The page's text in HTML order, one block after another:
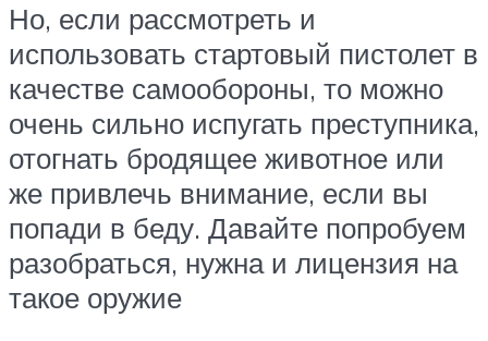
Но, если рассмотреть и
использовать стартовый пистолет в
качестве самообороны, то можно
очень сильно испугать преступника,
отогнать бродящее животное или
же привлечь внимание, если вы
попади в беду. Давайте попробуем
разобраться, нужна и лицензия на
такое оружие